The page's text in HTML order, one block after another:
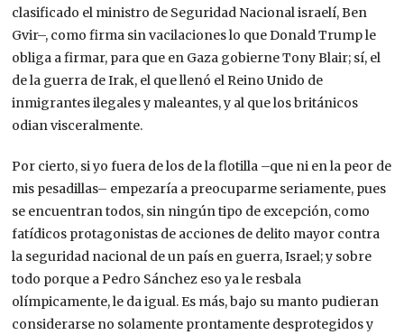
clasificado el ministro de Seguridad Nacional israelí, Ben
Gvir–, como firma sin vacilaciones lo que Donald Trump le
obliga a firmar, para que en Gaza gobierne Tony Blair; sí, el
de la guerra de Irak, el que llenó el Reino Unido de
inmigrantes ilegales y maleantes, y al que los británicos
odian visceralmente.
Por cierto, si yo fuera de los de la flotilla –que ni en la peor de
mis pesadillas– empezaría a preocuparme seriamente, pues
se encuentran todos, sin ningún tipo de excepción, como
fatídicos protagonistas de acciones de delito mayor contra
la seguridad nacional de un país en guerra, Israel; y sobre
todo porque a Pedro Sánchez eso ya le resbala
olímpicamente, le da igual. Es más, bajo su manto pudieran
considerarse no solamente prontamente desprotegidos y